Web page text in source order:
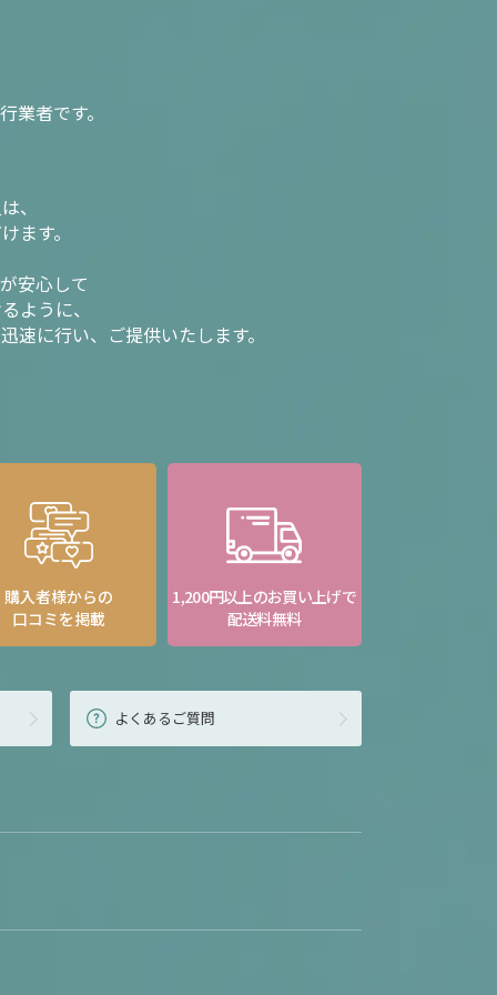
業者です。
、
ます。
安心して
ように、
速に行い、ご提供いたします。
購入者様からの
口コミを掲載
1,200円以上のお買い上げで
配送料無料
よくあるご質問